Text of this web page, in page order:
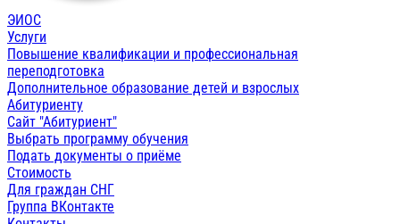
ЭИОС
Услуги
Повышение квалификации и профессиональная
переподготовка
Дополнительное образование детей и взрослых
Абитуриенту
Сайт "Абитуриент"
Выбрать программу обучения
Подать документы о приёме
Стоимость
Для граждан СНГ
Группа ВКонтакте